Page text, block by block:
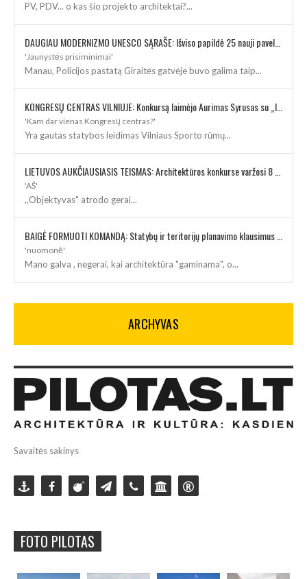
PV, PDV... o kas šio projekto architektai?...
'Jaunystės prisiminimai'
Manau, Policijos pastatą Giraitės gatvėje buvo galima taip...
'Kam dar vienas Kongresų centras?'
Yra gautas statybos leidimas Vilniaus Sporto rūmų...
'AŠ'
,,Objektyvas" atrodo gerai...
'nuomonė'
Mano galva , negerai, kai architektūra "gaminama", o...
ARCHYVAS
Savaitės sakinys
FOTO PILOTAS